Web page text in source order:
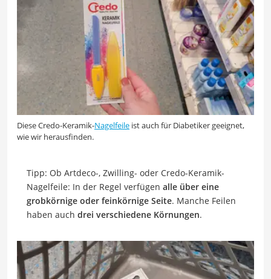
Diese Credo-Keramik-Nagelfeile ist auch für Diabetiker geeignet,
wie wir herausfinden.
Tipp: Ob Artdeco-, Zwilling- oder Credo-Keramik-
Nagelfeile: In der Regel verfügen alle über eine
grobkörnige oder feinkörnige Seite. Manche Feilen
haben auch drei verschiedene Körnungen.